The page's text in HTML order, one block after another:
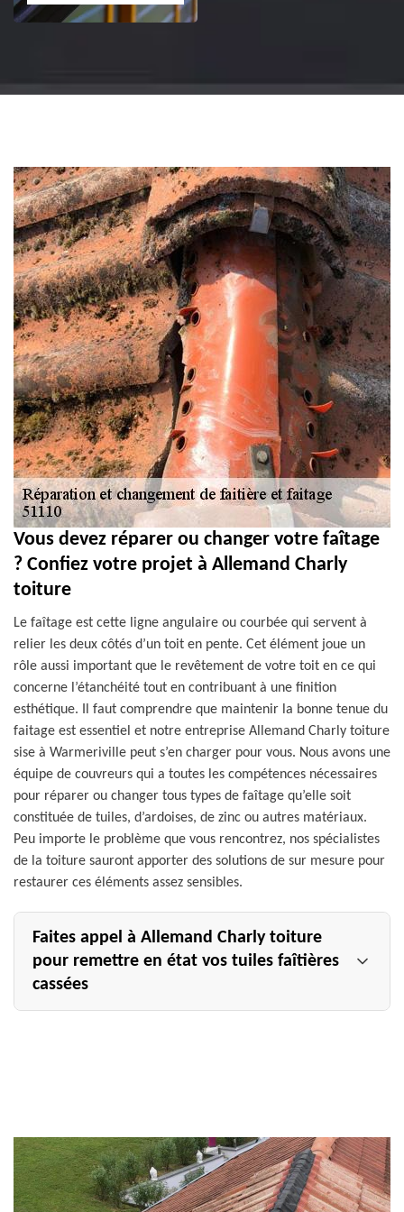
et PVC 51
Vous devez réparer ou changer votre faîtage
? Confiez votre projet à Allemand Charly
toiture
Le faîtage est cette ligne angulaire ou courbée qui servent à
relier les deux côtés d’un toit en pente. Cet élément joue un
rôle aussi important que le revêtement de votre toit en ce qui
concerne l’étanchéité tout en contribuant à une finition
esthétique. Il faut comprendre que maintenir la bonne tenue du
faitage est essentiel et notre entreprise Allemand Charly toiture
sise à Warmeriville peut s’en charger pour vous. Nous avons une
équipe de couvreurs qui a toutes les compétences nécessaires
pour réparer ou changer tous types de faîtage qu’elle soit
constituée de tuiles, d’ardoises, de zinc ou autres matériaux.
Peu importe le problème que vous rencontrez, nos spécialistes
de la toiture sauront apporter des solutions de sur mesure pour
restaurer ces éléments assez sensibles.
Faites appel à Allemand Charly toiture
pour remettre en état vos tuiles faîtières
cassées
pas toujours évident de connaître l’ampleur des dégâts
rien qu’en observant vos tuiles faîtières depuis l’extérieur
de votre maison. La meilleure chose à faire est de faire